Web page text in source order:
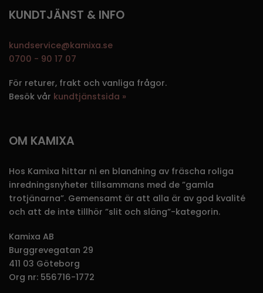
KUNDTJÄNST & INFO
kundservice@kamixa.se
0700 - 90 17 07
För returer, frakt och vanliga frågor.
Besök vår kundtjänstsida »
OM KAMIXA
Hos Kamixa hittar ni en blandning av fräscha roliga
inredningsnyheter tillsammans med de ”gamla
trotjänarna”. Gemensamt är att alla är av god kvalité
och att de inte tillhör ”slit och släng”-kategorin.
Kamixa AB
Burggrevegatan 29
411 03 Göteborg
Org nr: 556716-1772